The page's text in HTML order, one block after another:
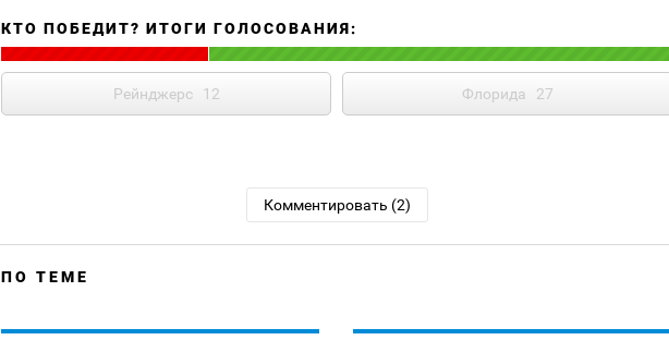
КТО ПОБЕДИТ? ИТОГИ ГОЛОСОВАНИЯ:
Рейнджерс 12 Флорида 27
Комментировать (2)
ПО ТЕМЕ